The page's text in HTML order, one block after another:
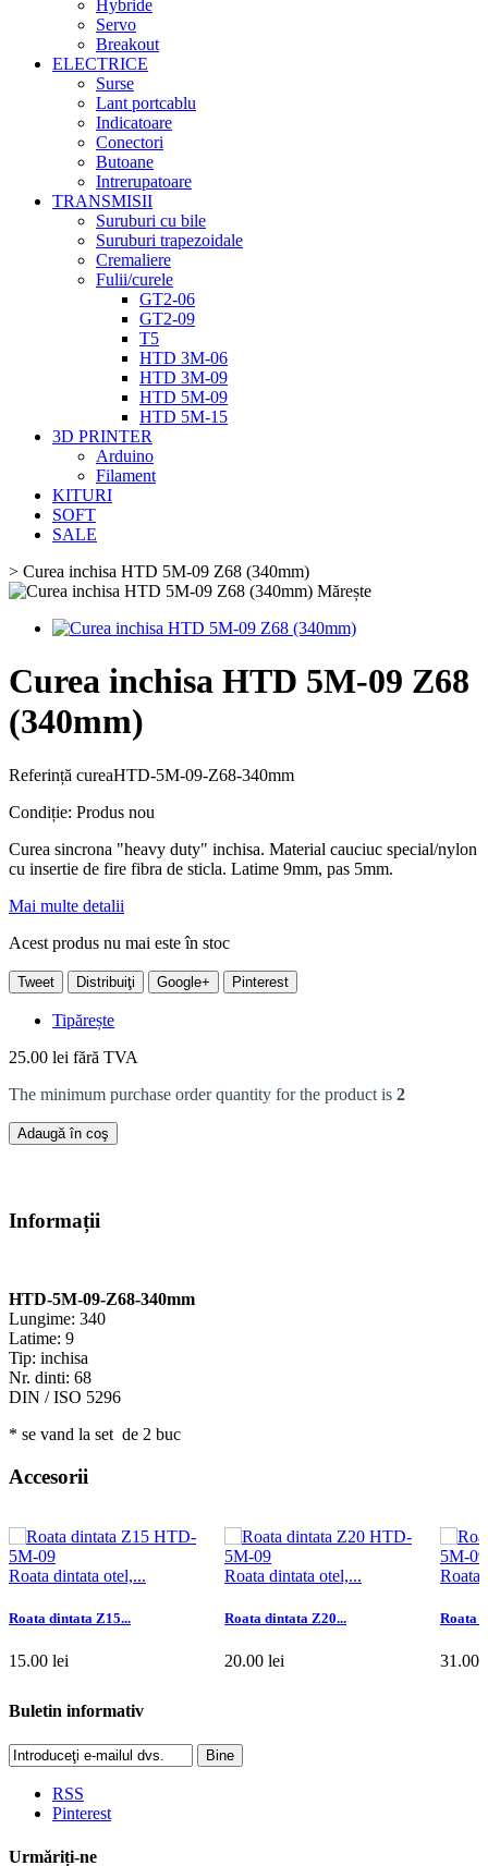
Hybride
Servo
Breakout
ELECTRICE
Surse
Lant portcablu
Indicatoare
Conectori
Butoane
Intrerupatoare
TRANSMISII
Suruburi cu bile
Suruburi trapezoidale
Cremaliere
Fulii/curele
GT2-06
GT2-09
T5
HTD 3M-06
HTD 3M-09
HTD 5M-09
HTD 5M-15
3D PRINTER
Arduino
Filament
KITURI
SOFT
SALE
> Curea inchisa HTD 5M-09 Z68 (340mm)
Mărește
Curea inchisa HTD 5M-09 Z68
(340mm)
Referință cureaHTD-5M-09-Z68-340mm
Condiție: Produs nou
Curea sincrona "heavy duty" inchisa. Material cauciuc special/nylon
cu insertie de fire fibra de sticla. Latime 9mm, pas 5mm.
Mai multe detalii
Acest produs nu mai este în stoc
Tweet Distribuiţi Google+ Pinterest
Tipărește
25.00 lei fără TVA
The minimum purchase order quantity for the product is 2
Adaugă în coş
Informații
HTD-5M-09-Z68-340mm
Lungime: 340
Latime: 9
Tip: inchisa
Nr. dinti: 68
DIN / ISO 5296
* se vand la set de 2 buc
Accesorii
Roata dintata otel,...
Roata dintata Z15...
15.00 lei
Roata dintata otel,...
Roata dintata Z20...
20.00 lei
Roata
Roata
31.00
Buletin informativ
Bine
RSS
Pinterest
Urmăriți-ne